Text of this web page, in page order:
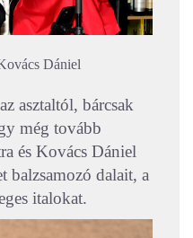
Dániel
asztaltól, bárcsak
még tovább
és Kovács Dániel
balzsamozó dalait, a
italokat.